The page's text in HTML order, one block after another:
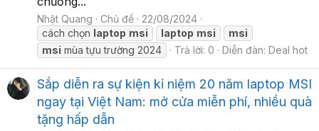
Nhật Quang Chủ đề
22/08/2024
cách chọn laptop msi laptop msi
msi
msi mùa tựu trường 2024 Trả lời: 0 Diễn đàn: Deal hot
Sắp diễn ra sự kiện kỉ niệm 20 năm laptop MSI
ngay tại Việt Nam: mở cửa miễn phí, nhiều quà
tặng hấp dẫn